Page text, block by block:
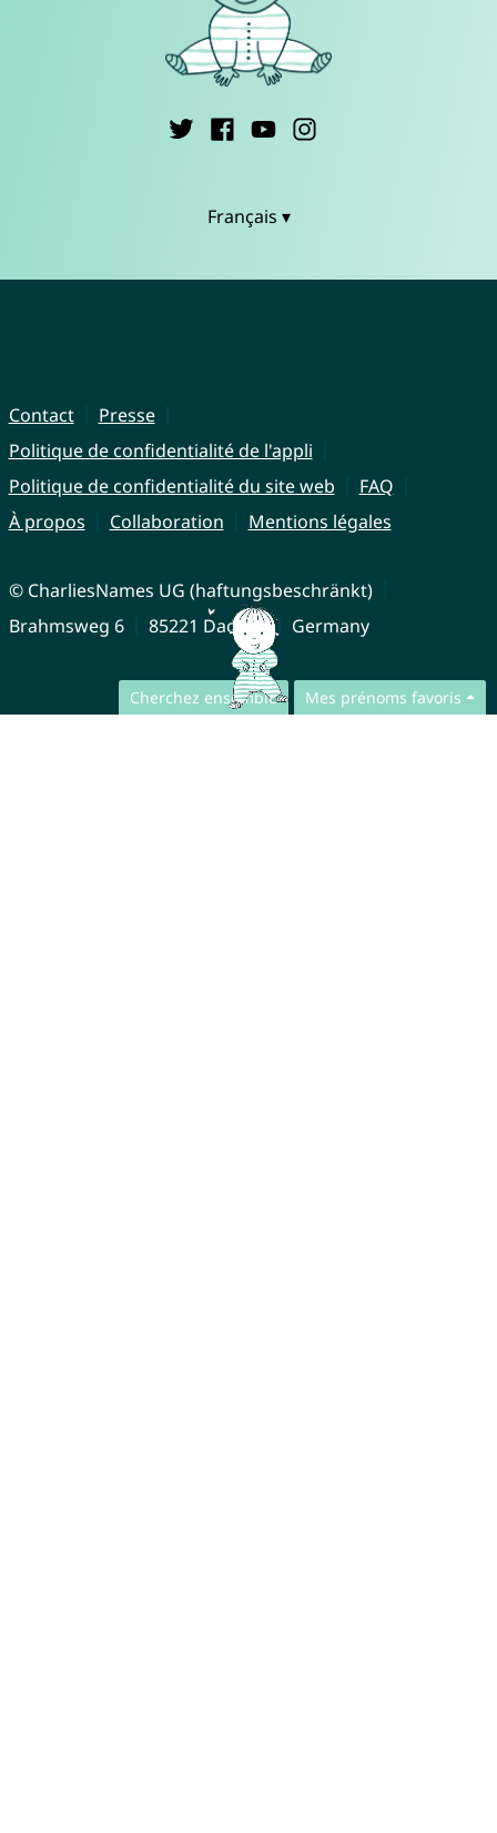
Cherchez ensemble Mes prénoms favoris
Français ▾
Contact
Presse
Politique de confidentialité de l'appli
Politique de confidentialité du site web
FAQ
À propos
Collaboration Mentions légales
© CharliesNames UG (haftungsbeschränkt)
Brahmsweg 6
85221 Dachau Germany